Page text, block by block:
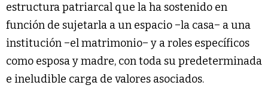
estructura patriarcal que la ha sostenido en
función de sujetarla a un espacio −la casa− a una
institución −el matrimonio− y a roles específicos
como esposa y madre, con toda su predeterminada
e ineludible carga de valores asociados.